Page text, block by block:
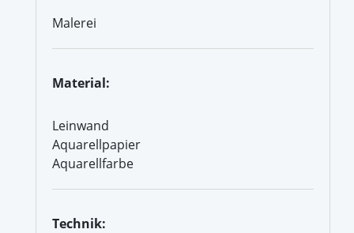
Malerei
Material:
Leinwand
Aquarellpapier
Aquarellfarbe
Technik: